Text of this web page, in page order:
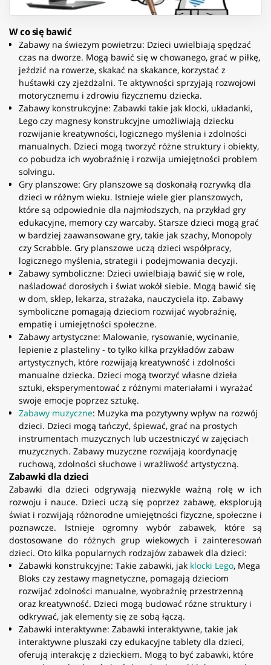
W co się bawić
Zabawy na świeżym powietrzu: Dzieci uwielbiają spędzać
czas na dworze. Mogą bawić się w chowanego, grać w piłkę,
jeździć na rowerze, skakać na skakance, korzystać z
huśtawki czy zjeżdżalni. Te aktywności sprzyjają rozwojowi
motorycznemu i zdrowiu fizycznemu dziecka.
Zabawy konstrukcyjne: Zabawki takie jak klocki, układanki,
Lego czy magnesy konstrukcyjne umożliwiają dziecku
rozwijanie kreatywności, logicznego myślenia i zdolności
manualnych. Dzieci mogą tworzyć różne struktury i obiekty,
co pobudza ich wyobraźnię i rozwija umiejętności problem
solvingu.
Gry planszowe: Gry planszowe są doskonałą rozrywką dla
dzieci w różnym wieku. Istnieje wiele gier planszowych,
które są odpowiednie dla najmłodszych, na przykład gry
edukacyjne, memory czy warcaby. Starsze dzieci mogą grać
w bardziej zaawansowane gry, takie jak szachy, Monopoly
czy Scrabble. Gry planszowe uczą dzieci współpracy,
logicznego myślenia, strategii i podejmowania decyzji.
Zabawy symboliczne: Dzieci uwielbiają bawić się w role,
naśladować dorosłych i świat wokół siebie. Mogą bawić się
w dom, sklep, lekarza, strażaka, nauczyciela itp. Zabawy
symboliczne pomagają dzieciom rozwijać wyobraźnię,
empatię i umiejętności społeczne.
Zabawy artystyczne: Malowanie, rysowanie, wycinanie,
lepienie z plasteliny - to tylko kilka przykładów zabaw
artystycznych, które rozwijają kreatywność i zdolności
manualne dziecka. Dzieci mogą tworzyć własne dzieła
sztuki, eksperymentować z różnymi materiałami i wyrażać
swoje emocje poprzez sztukę.
Zabawy muzyczne: Muzyka ma pozytywny wpływ na rozwój
dzieci. Dzieci mogą tańczyć, śpiewać, grać na prostych
instrumentach muzycznych lub uczestniczyć w zajęciach
muzycznych. Zabawy muzyczne rozwijają koordynację
ruchową, zdolności słuchowe i wrażliwość artystyczną.
Zabawki dla dzieci
Zabawki dla dzieci odgrywają niezwykle ważną rolę w ich
rozwoju i nauce. Dzieci uczą się poprzez zabawę, eksplorują
świat i rozwijają różnorodne umiejętności fizyczne, społeczne i
poznawcze. Istnieje ogromny wybór zabawek, które są
dostosowane do różnych grup wiekowych i zainteresowań
dzieci. Oto kilka popularnych rodzajów zabawek dla dzieci:
Zabawki konstrukcyjne: Takie zabawki, jak klocki Lego, Mega
Bloks czy zestawy magnetyczne, pomagają dzieciom
rozwijać zdolności manualne, wyobraźnię przestrzenną
oraz kreatywność. Dzieci mogą budować różne struktury i
odkrywać, jak elementy się ze sobą łączą.
Zabawki interaktywne: Zabawki interaktywne, takie jak
interaktywne pluszaki czy edukacyjne tablety dla dzieci,
oferują interakcję z dzieckiem. Mogą to być zabawki, które